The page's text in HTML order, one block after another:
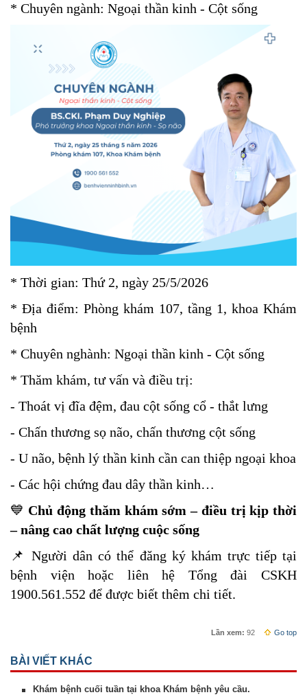
* Chuyên ngành: Ngoại thần kinh - Cột sống
* Thời gian: Thứ 2, ngày 25/5/2026
* Địa điểm: Phòng khám 107, tầng 1, khoa Khám
bệnh
* Chuyên nghành: Ngoại thần kinh - Cột sống
* Thăm khám, tư vấn và điều trị:
- Thoát vị đĩa đệm, đau cột sống cổ - thắt lưng
- Chấn thương sọ não, chấn thương cột sống
- U não, bệnh lý thần kinh cần can thiệp ngoại khoa
- Các hội chứng đau dây thần kinh…
💙 Chủ động thăm khám sớm – điều trị kịp thời
– nâng cao chất lượng cuộc sống
📌 Người dân có thể đăng ký khám trực tiếp tại
bệnh viện hoặc liên hệ Tổng đài CSKH
1900.561.552 để được biết thêm chi tiết.
Lần xem: 92 Go top
BÀI VIẾT KHÁC
Khám bệnh cuối tuần tại khoa Khám bệnh yêu cầu.